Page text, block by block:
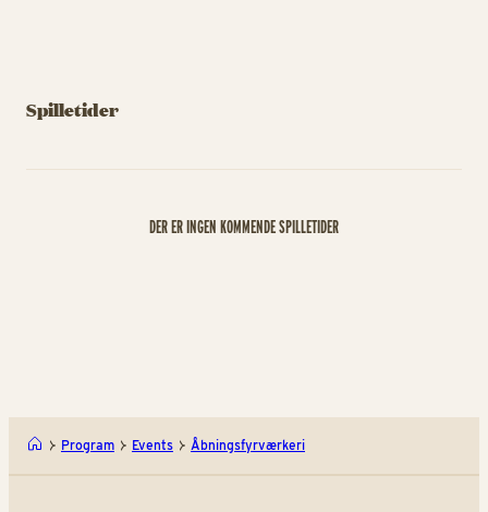
Spilletider
DER ER INGEN KOMMENDE SPILLETIDER
Program Events Åbningsfyrværkeri